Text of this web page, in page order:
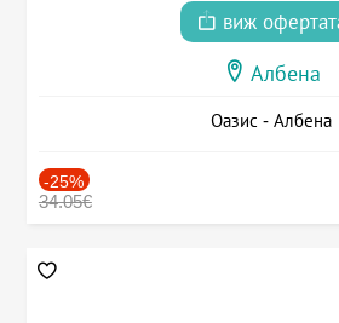
виж
Албена
Оазис - Албена
-25%
34.05€